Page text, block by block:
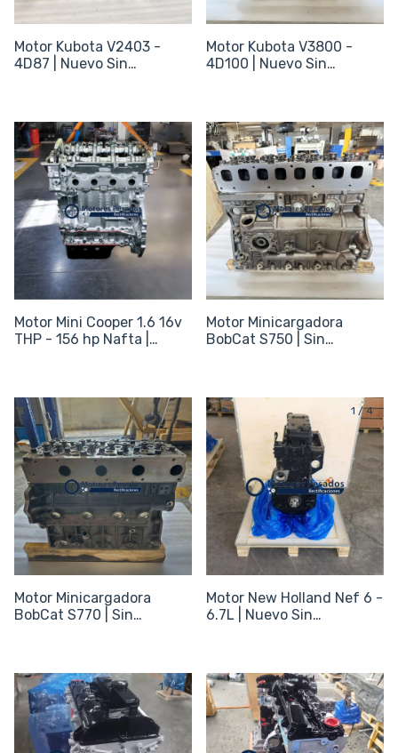
Motor Kubota V2403 -
4D87 | Nuevo Sin
Motor Kubota V3800 -
4D100 | Nuevo Sin
1/ 4
Motor Mini Cooper 1.6 16v
THP - 156 hp Nafta |
Motor Minicargadora
BobCat S750 | Sin
Motor Minicargadora
BobCat S770 | Sin
1 /4
Motor New Holland Nef 6 -
6.7L | Nuevo Sin
1/5